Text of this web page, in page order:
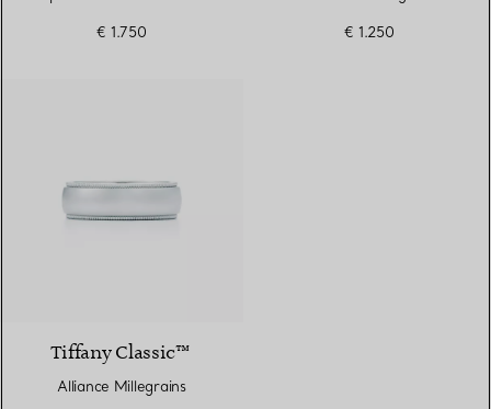
€ 1.750
€ 1.250
Tiffany Classic™
Alliance Millegrains